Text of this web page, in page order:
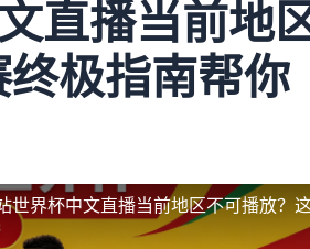
直播当前地
极指南帮你
世界杯中文直播当前地区不可播放？